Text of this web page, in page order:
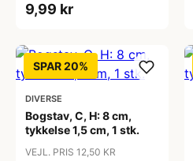
9,99 kr
SPAR 20%
DIVERSE
Bogstav, C, H: 8 cm,
tykkelse 1,5 cm, 1 stk.
VEJL. PRIS 12,50 KR